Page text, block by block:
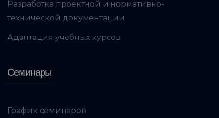
Разработка проектной и нормативно-
технической документации
Адаптация учебных курсов
Семинары
График семинаров